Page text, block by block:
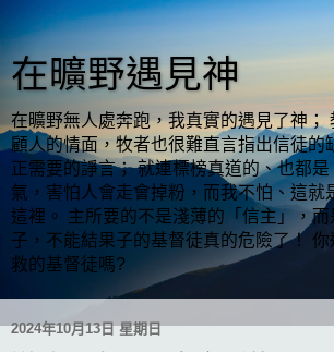
在曠野遇見神
在曠野無人處奔跑，我真實的遇見了神；
顧人的情面，牧者也很難直言指出信徒的
正需要的諍言； 就連標榜真道的、也都
氣，害怕人會走會掉粉，而我不怕、這就
這裡。 主所要的不是淺薄的「信主」，
子，不能結果子的基督徒真的危險了！
救的基督徒嗎?
2024年10月13日 星期日